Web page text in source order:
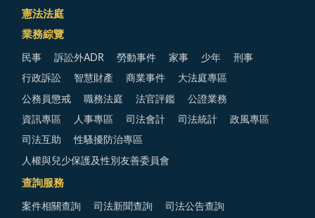
憲法法庭
業務綜覽
民事 訴訟外ADR 勞動事件 家事 少年 刑事
行政訴訟 智慧財產 商業事件 大法庭專區
公務員懲戒 職務法庭 法官評鑑 公證業務
資訊專區 人事專區 司法會計 司法統計 政風專區
司法互助 性騷擾防治專區
人權與兒少保護及性別友善委員會
查詢服務
案件相關查詢 司法新聞查詢 司法公告查詢